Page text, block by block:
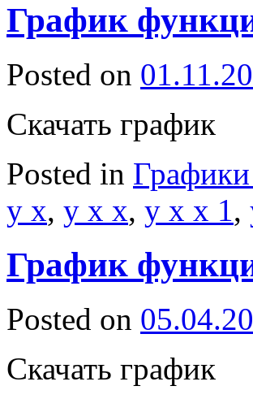
График
Posted on
Скачать график
Posted in
y x, y x x, y x x 1,
График
Posted on
Скачать график